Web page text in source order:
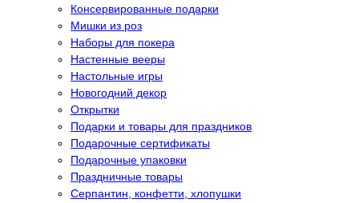
Консервированные подарки
Мишки из роз
Наборы для покера
Настенные вееры
Настольные игры
Новогодний декор
Открытки
Подарки и товары для праздников
Подарочные сертификаты
Подарочные упаковки
Праздничные товары
Серпантин, конфетти, хлопушки